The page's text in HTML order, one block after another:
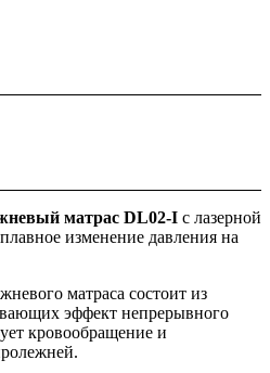
матрас DL02-I с лазерной
изменение давления на
матраса состоит из
эффект непрерывного
кровообращение и